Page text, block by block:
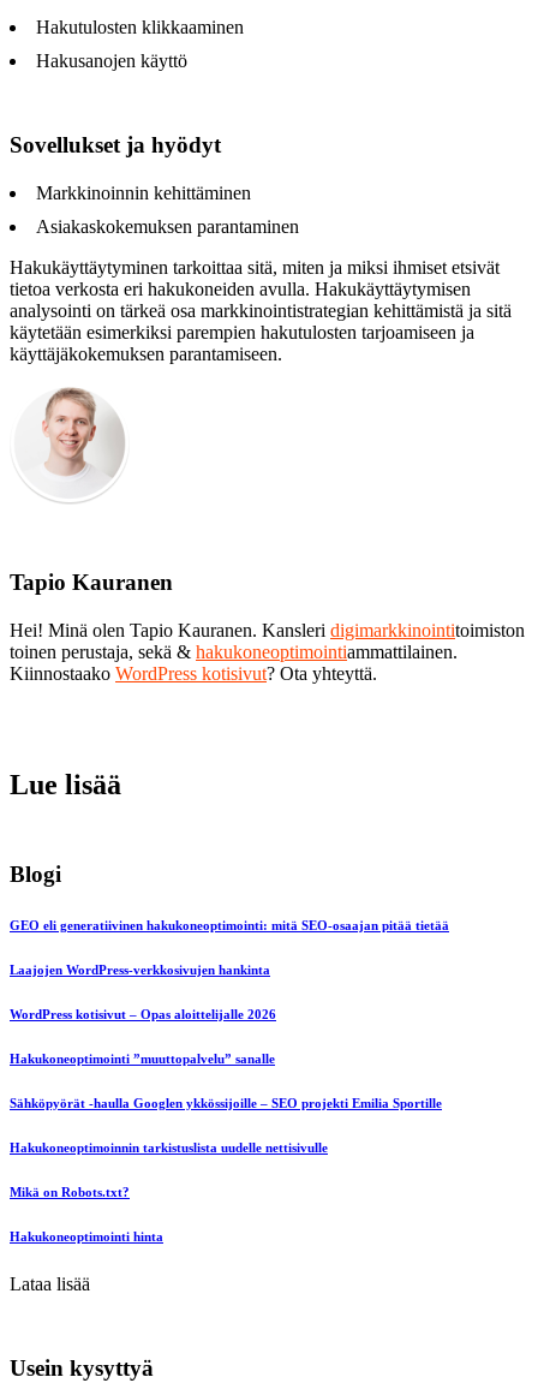
Hakutulosten klikkaaminen
Hakusanojen käyttö
Sovellukset ja hyödyt
Markkinoinnin kehittäminen
Asiakaskokemuksen parantaminen
Hakukäyttäytyminen tarkoittaa sitä, miten ja miksi ihmiset etsivät
tietoa verkosta eri hakukoneiden avulla. Hakukäyttäytymisen
analysointi on tärkeä osa markkinointistrategian kehittämistä ja sitä
käytetään esimerkiksi parempien hakutulosten tarjoamiseen ja
käyttäjäkokemuksen parantamiseen.
Tapio Kauranen
Hei! Minä olen Tapio Kauranen. Kansleri digimarkkinointitoimiston
toinen perustaja, sekä & hakukoneoptimointiammattilainen.
Kiinnostaako WordPress kotisivut? Ota yhteyttä.
Lue lisää
Blogi
GEO eli generatiivinen hakukoneoptimointi: mitä SEO-osaajan pitää tietää
Laajojen WordPress-verkkosivujen hankinta
WordPress kotisivut – Opas aloittelijalle 2026
Hakukoneoptimointi ”muuttopalvelu” sanalle
Sähköpyörät -haulla Googlen ykkössijoille – SEO projekti Emilia Sportille
Hakukoneoptimoinnin tarkistuslista uudelle nettisivulle
Mikä on Robots.txt?
Hakukoneoptimointi hinta
Lataa lisää
Usein kysyttyä